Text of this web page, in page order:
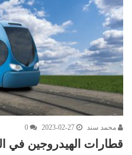
محمد سند 2023-02-27
0
قطارات الهيدروجين في